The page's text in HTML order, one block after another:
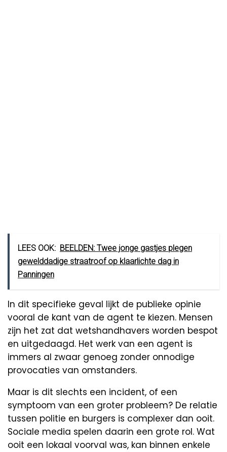
LEES OOK: BEELDEN: Twee jonge gastjes plegen
gewelddadige straatroof op klaarlichte dag in
Panningen
In dit specifieke geval lijkt de publieke opinie
vooral de kant van de agent te kiezen. Mensen
zijn het zat dat wetshandhavers worden bespot
en uitgedaagd. Het werk van een agent is
immers al zwaar genoeg zonder onnodige
provocaties van omstanders.
Maar is dit slechts een incident, of een
symptoom van een groter probleem? De relatie
tussen politie en burgers is complexer dan ooit.
Sociale media spelen daarin een grote rol. Wat
ooit een lokaal voorval was, kan binnen enkele